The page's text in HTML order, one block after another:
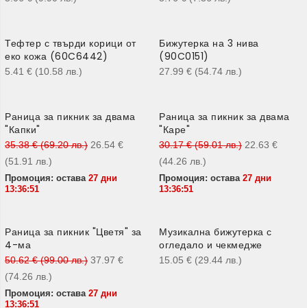
Тефтер с твърди корици от
еко кожа (60C6442)
5.41 € (10.58 лв. )
Бижутерка на 3 нива
(90C0151)
27.99 € (54.74 лв. )
-25%
Раница за пикник за двама
"Капки"
35.38€ (69.20лв.) 26.54 €
(51.91 лв. )
Промоция: остава 27 дни
13:36:50
-25%
Раница за пикник за двама
"Каре"
30.17€ (59.01лв.) 22.63 €
(44.26 лв. )
Промоция: остава 27 дни
13:36:50
-25%
Раница за пикник "Цветя" за
4-ма
50.62€ (99.00лв.) 37.97 €
(74.26 лв. )
Промоция: остава 27 дни
13:36:50
Музикална бижутерка с
огледало и чекмедже
15.05 € (29.44 лв. )